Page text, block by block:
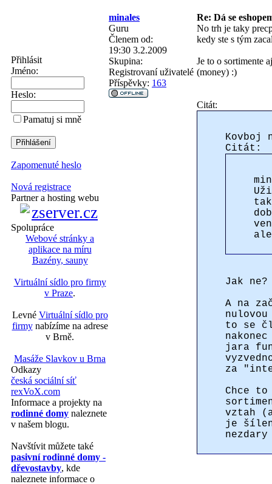
Přihlásit
Jméno:
Heslo:
Pamatuj si mně
Zapomenuté heslo
Nová registrace
Partner a hosting webu
Spolupráce
Webové stránky a
aplikace na míru
Bazény, sauny
Virtuální sídlo pro firmy
v Praze.
Levné Virtuální sídlo pro
firmynabízíme na adrese
v Brně.
Masáže Slavkov u Brna
Odkazy
česká sociální síť
rexVoX.com
Informace a projekty na
rodinné domy naleznete
v našem blogu.
Navštívit můžete také
pasivní rodinné domy -
dřevostavby, kde
naleznete informace o
minales
Re: Dá se
Guru
Členem od:
19:30 3.2.2009
Skupina:
Registrovaní uživatelé
Příspěvky: 163
No trh je taky
kedy ste s tým
Je to o sortimente
(money) :)
Citát:
Kovboj
Citát:
Jak
A na
to se
jara
za
Chce
vztah
je